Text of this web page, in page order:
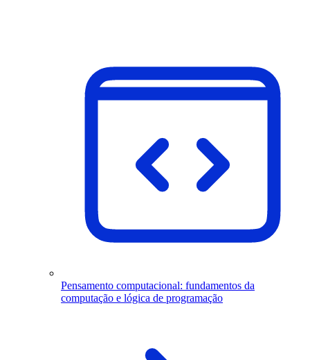
Pensamento computacional: fundamentos da
computação e lógica de programação